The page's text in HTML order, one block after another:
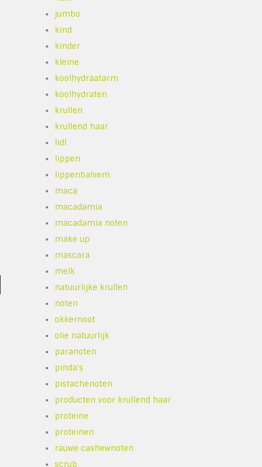
jumbo
kind
kinder
kleine
koolhydraatarm
koolhydraten
krullen
krullend haar
lidl
lippen
lippenbalsem
maca
macadamia
macadamia noten
make up
mascara
melk
natuurlijke krullen
noten
okkernoot
olie natuurlijk
paranoten
pinda's
pistachenoten
producten voor krullend haar
proteine
proteinen
rauwe cashewnoten
scrub